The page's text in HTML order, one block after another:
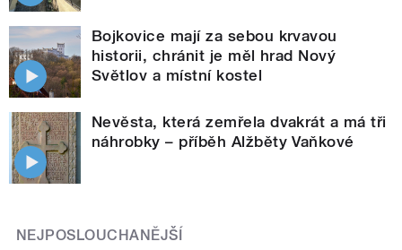
Bojkovice mají za sebou krvavou
historii, chránit je měl hrad Nový
Světlov a místní kostel
Nevěsta, která zemřela dvakrát a má tři
náhrobky – příběh Alžběty Vaňkové
NEJPOSLOUCHANĚJŠÍ